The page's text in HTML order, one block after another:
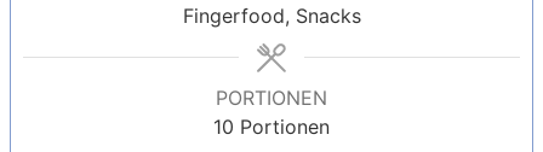
Fingerfood, Snacks
PORTIONEN
10 Portionen